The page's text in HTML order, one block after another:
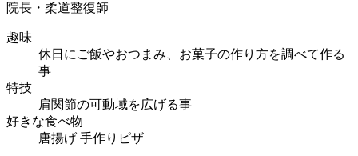
院長・柔道整復師
趣味
休日にご飯やおつまみ、お菓子の作り方を調べて作る
事
特技
肩関節の可動域を広げる事
好きな食べ物
唐揚げ 手作りピザ